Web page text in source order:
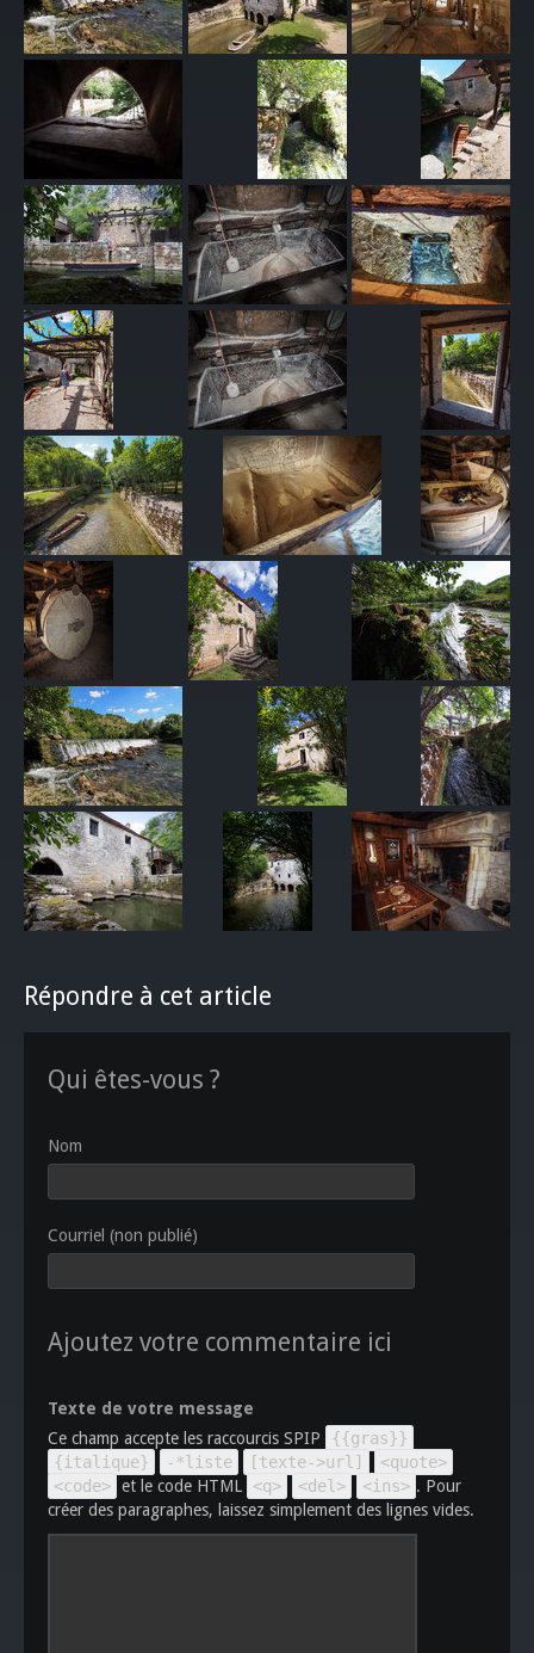
Répondre à cet article
Qui êtes-vous ?
Nom
Courriel (non publié)
Ajoutez votre commentaire ici
Texte de votre message
Ce champ accepte les raccourcis SPIP
{{gras}}
{italique}
-*liste [texte->url]
<quote>
<code> et le code HTML <q> <del> <ins> . Pour
créer des paragraphes, laissez simplement des lignes vides.